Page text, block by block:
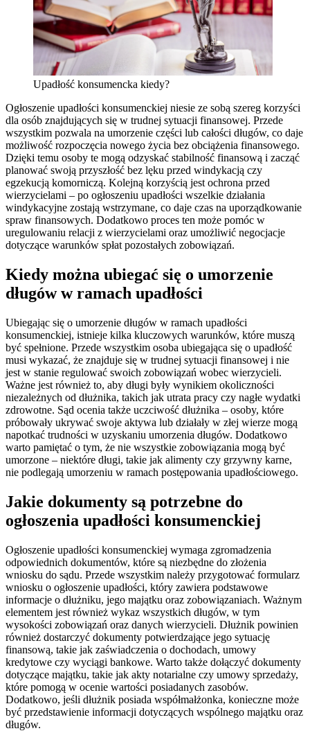
Upadłość konsumencka kiedy?
Ogłoszenie upadłości konsumenckiej niesie ze sobą szereg korzyści
dla osób znajdujących się w trudnej sytuacji finansowej. Przede
wszystkim pozwala na umorzenie części lub całości długów, co daje
możliwość rozpoczęcia nowego życia bez obciążenia finansowego.
Dzięki temu osoby te mogą odzyskać stabilność finansową i zacząć
planować swoją przyszłość bez lęku przed windykacją czy
egzekucją komorniczą. Kolejną korzyścią jest ochrona przed
wierzycielami – po ogłoszeniu upadłości wszelkie działania
windykacyjne zostają wstrzymane, co daje czas na uporządkowanie
spraw finansowych. Dodatkowo proces ten może pomóc w
uregulowaniu relacji z wierzycielami oraz umożliwić negocjacje
dotyczące warunków spłat pozostałych zobowiązań.
Kiedy można ubiegać się o umorzenie
długów w ramach upadłości
Ubiegając się o umorzenie długów w ramach upadłości
konsumenckiej, istnieje kilka kluczowych warunków, które muszą
być spełnione. Przede wszystkim osoba ubiegająca się o upadłość
musi wykazać, że znajduje się w trudnej sytuacji finansowej i nie
jest w stanie regulować swoich zobowiązań wobec wierzycieli.
Ważne jest również to, aby długi były wynikiem okoliczności
niezależnych od dłużnika, takich jak utrata pracy czy nagłe wydatki
zdrowotne. Sąd ocenia także uczciwość dłużnika – osoby, które
próbowały ukrywać swoje aktywa lub działały w złej wierze mogą
napotkać trudności w uzyskaniu umorzenia długów. Dodatkowo
warto pamiętać o tym, że nie wszystkie zobowiązania mogą być
umorzone – niektóre długi, takie jak alimenty czy grzywny karne,
nie podlegają umorzeniu w ramach postępowania upadłościowego.
Jakie dokumenty są potrzebne do
ogłoszenia upadłości konsumenckiej
Ogłoszenie upadłości konsumenckiej wymaga zgromadzenia
odpowiednich dokumentów, które są niezbędne do złożenia
wniosku do sądu. Przede wszystkim należy przygotować formularz
wniosku o ogłoszenie upadłości, który zawiera podstawowe
informacje o dłużniku, jego majątku oraz zobowiązaniach. Ważnym
elementem jest również wykaz wszystkich długów, w tym
wysokości zobowiązań oraz danych wierzycieli. Dłużnik powinien
również dostarczyć dokumenty potwierdzające jego sytuację
finansową, takie jak zaświadczenia o dochodach, umowy
kredytowe czy wyciągi bankowe. Warto także dołączyć dokumenty
dotyczące majątku, takie jak akty notarialne czy umowy sprzedaży,
które pomogą w ocenie wartości posiadanych zasobów.
Dodatkowo, jeśli dłużnik posiada współmałżonka, konieczne może
być przedstawienie informacji dotyczących wspólnego majątku oraz
długów.